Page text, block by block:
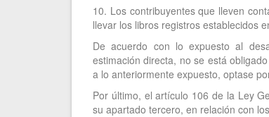
10. Los contribuyentes que lleven
llevar los libros registros establecidos
De acuerdo con lo expuesto al
estimación directa, no se está
a lo anteriormente expuesto, optase
Por último, el artículo 106 de la Ley
su apartado tercero, en relación con